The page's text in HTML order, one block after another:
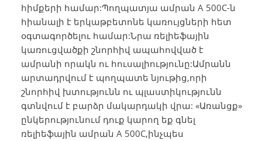
հիմքերի համար:Պողպատյա ամրան A 500C-ն
հիանալի է երկաթբետոնե կառույցների հետ
օգտագործելու համար:Նրա ռելիեֆային
կառուցվածքի շնորհիվ ապահովված է
ամրանի որակն ու հուսալիությունը:Ամրանն
արտադրվում է պողպատե նյութից,որի
շնորհիվ խտությունն ու պլաստիկությունն
գտնվում է բարձր մակարդակի վրա: «Առանցք»
ընկերությունում դուք կարող եք գնել
ռելիեֆային ամրան A 500C,ինչպես